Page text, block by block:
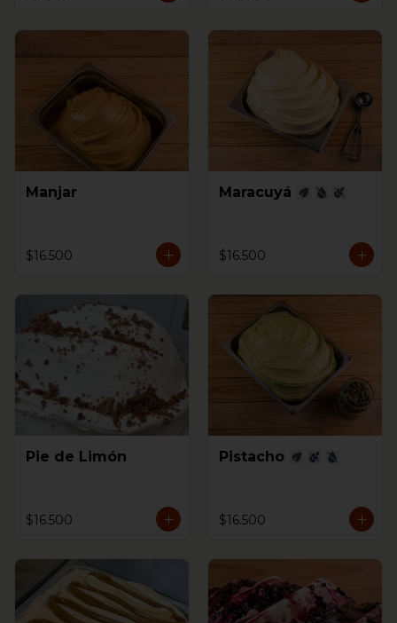
Manjar
$16.500
Maracuyá
$16.500
Pie de Limón
$16.500
Pistacho
$16.500